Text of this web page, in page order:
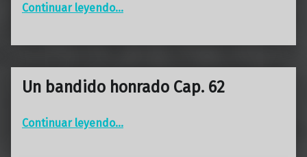
Continuar leyendo…
Un bandido honrado Cap. 62
Continuar leyendo…